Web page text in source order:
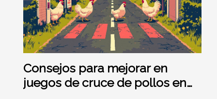
Consejos para mejorar en
juegos de cruce de pollos en